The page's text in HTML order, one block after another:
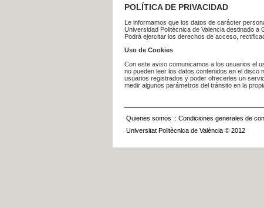
POLÍTICA DE PRIVACIDAD
Le informamos que los datos de carácter
Universidad Politécnica de Valencia destinado a
Podrá ejercitar los derechos de acceso,
Uso de Cookies
Con este aviso comunicamos a los usuarios el
no pueden leer los datos contenidos en el
usuarios registrados y poder ofrecerles un
medir algunos parámetros del tránsito en la
Quienes somos :: Condiciones generales de
Universitat Politècnica de València © 2012